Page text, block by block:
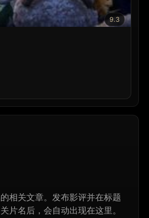
9.3
相关文章。发布影评并在标题
片名后，会自动出现在这里。